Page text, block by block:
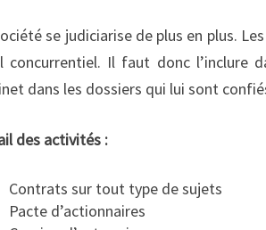
se judiciarise de plus en plus.
concurrentiel. Il faut donc l’inclure
dans les dossiers qui lui sont
des activités :
Contrats sur tout type de sujets
Pacte d’actionnaires